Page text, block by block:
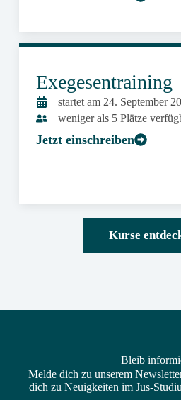
Jetzt einschreiben
Exegesentraining
startet am 24. September
weniger als 5 Plätze
Kurse
Bleib
Melde dich zu unserem
dich zu Neuigkeiten im Jus-